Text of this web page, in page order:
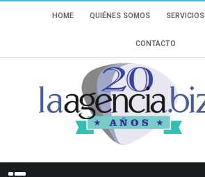
HOME QUIÉNES SOMOS SERVICIOS
CONTACTO